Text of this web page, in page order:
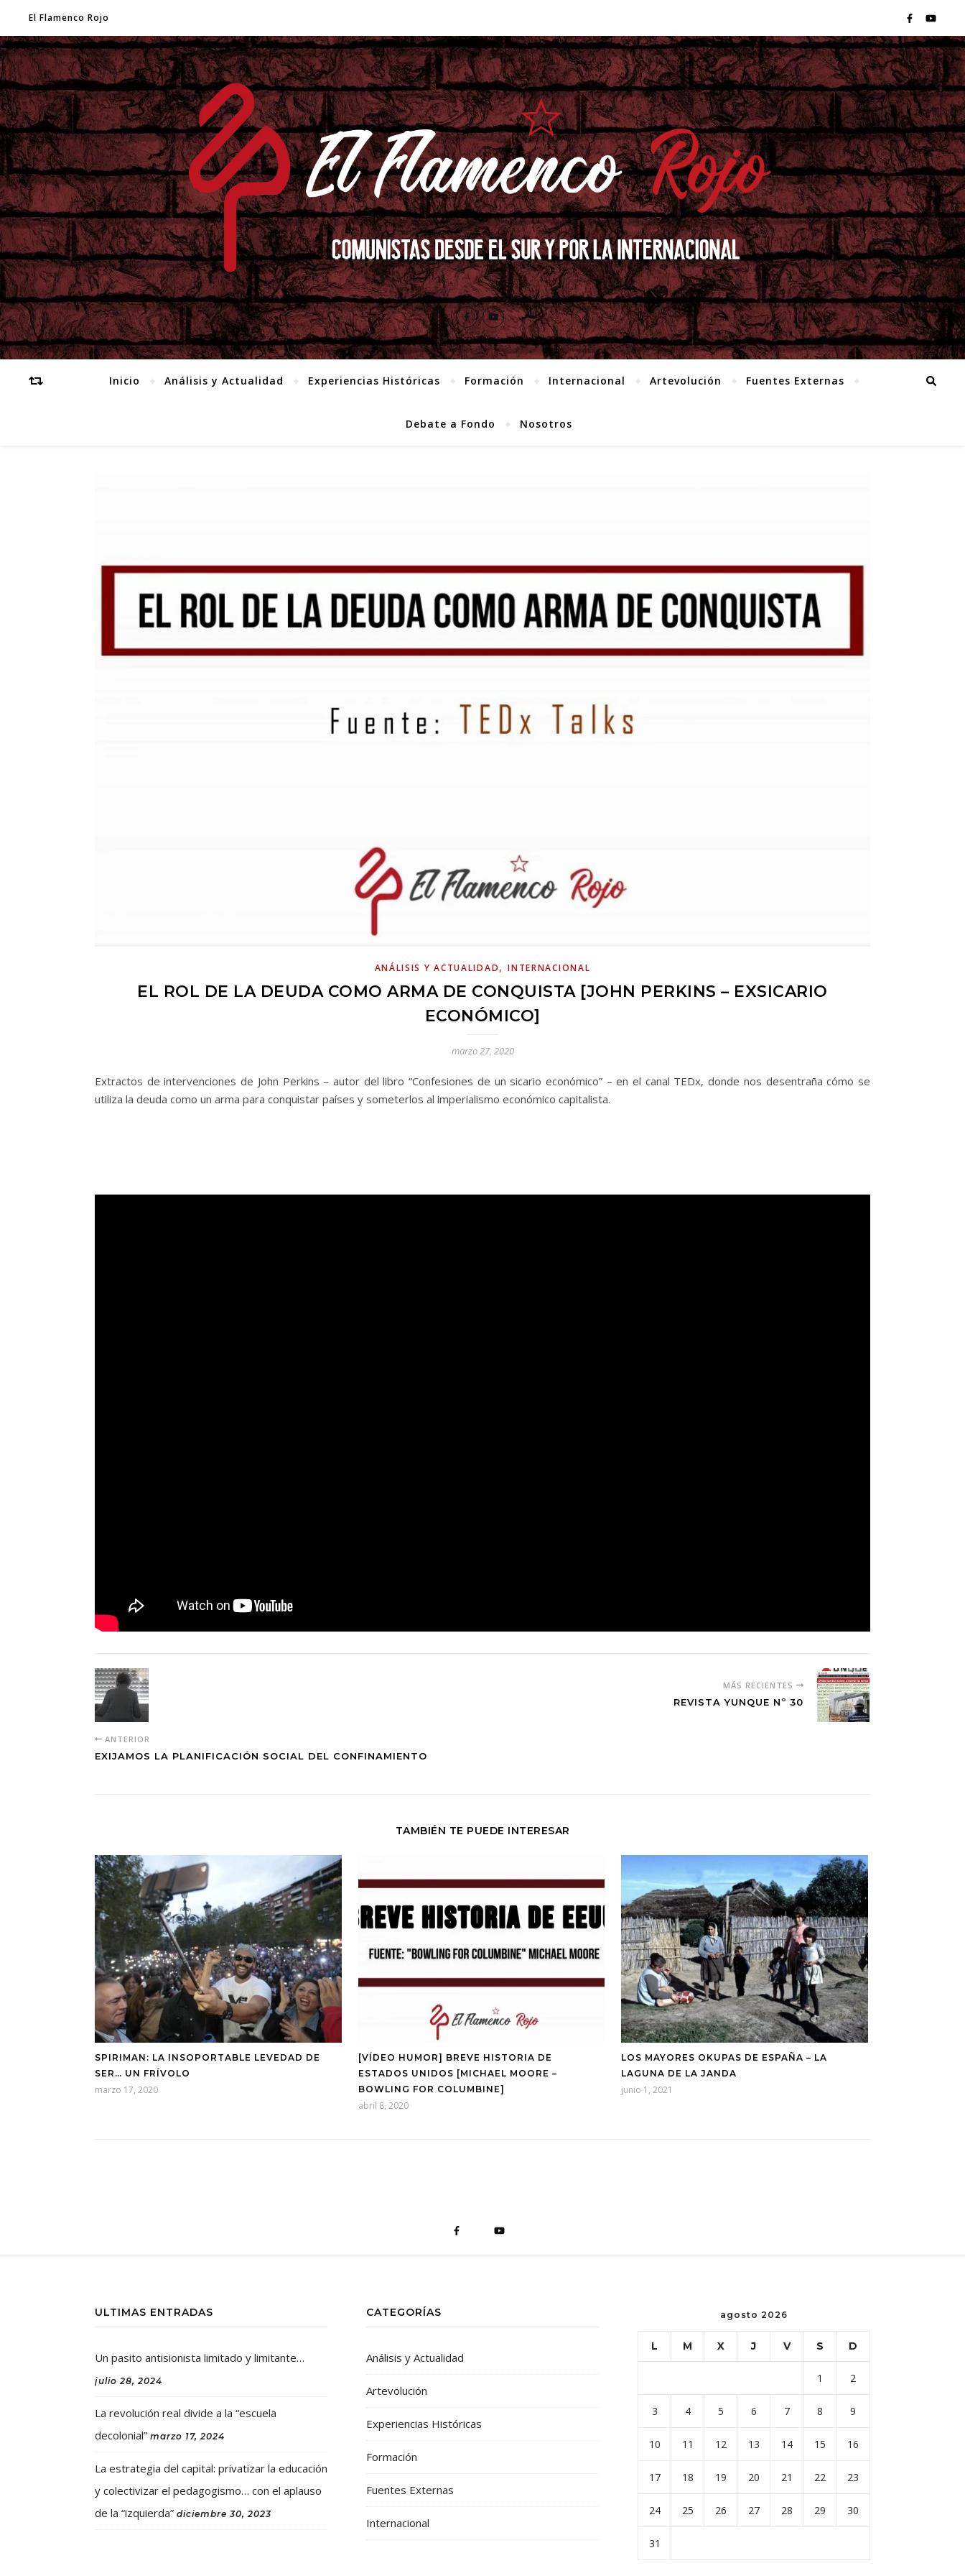
El Flamenco Rojo
Inicio Análisis y Actualidad Experiencias Históricas Formación Internacional Artevolución Fuentes Externas
Debate a Fondo Nosotros
ANÁLISIS Y ACTUALIDAD,INTERNACIONAL
EL ROL DE LA DEUDA COMO ARMA DE CONQUISTA [JOHN PERKINS – EXSICARIO
ECONÓMICO]
marzo 27, 2020
Extractos de intervenciones de John Perkins – autor del libro “Confesiones de un sicario económico” – en el canal TEDx, donde nos desentraña cómo se
utiliza la deuda como un arma para conquistar países y someterlos al imperialismo económico capitalista.
ANTERIOR
EXIJAMOS LA PLANIFICACIÓN SOCIAL DEL CONFINAMIENTO
MÁS RECIENTES
REVISTA YUNQUE Nº 30
TAMBIÉN TE PUEDE INTERESAR
SPIRIMAN: LA INSOPORTABLE LEVEDAD DE
SER… UN FRÍVOLO
marzo 17, 2020
[VÍDEO HUMOR] BREVE HISTORIA DE
ESTADOS UNIDOS [MICHAEL MOORE –
BOWLING FOR COLUMBINE]
abril 8, 2020
LOS MAYORES OKUPAS DE ESPAÑA – LA
LAGUNA DE LA JANDA
junio 1, 2021
ULTIMAS ENTRADAS
Un pasito antisionista limitado y limitante…
julio 28, 2024
La revolución real divide a la “escuela
decolonial” marzo 17, 2024
La estrategia del capital: privatizar la educación
y colectivizar el pedagogismo… con el aplauso
de la “izquierda” diciembre 30, 2023
CATEGORÍAS
Análisis y Actualidad
Artevolución
Experiencias Históricas
Formación
Fuentes Externas
Internacional
agosto 2026
L M X J V S D
1 2
3 4 5 6 7 8 9
10 11 12 13 14 15 16
17 18 19 20 21 22 23
24 25 26 27 28 29 30
31